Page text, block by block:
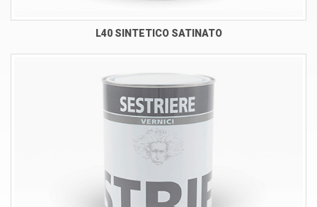
L40 SINTETICO SATINATO